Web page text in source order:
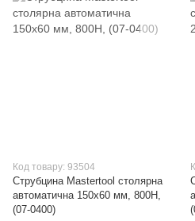
Код товару: 93504
Струбцина Mastertool столярна
автоматична 150х60 мм, 800Н,
(07-0400)